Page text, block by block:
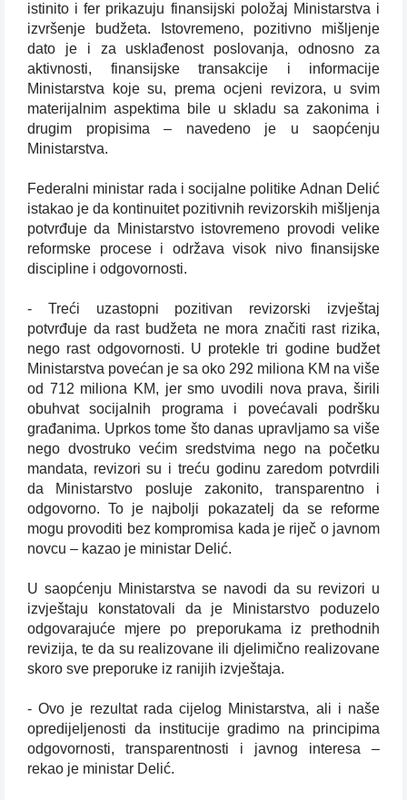
istinito i fer prikazuju finansijski položaj Ministarstva i
izvršenje budžeta. Istovremeno, pozitivno mišljenje
dato je i za usklađenost poslovanja, odnosno za
aktivnosti, finansijske transakcije i informacije
Ministarstva koje su, prema ocjeni revizora, u svim
materijalnim aspektima bile u skladu sa zakonima i
drugim propisima – navedeno je u saopćenju
Ministarstva.
Federalni ministar rada i socijalne politike Adnan Delić
istakao je da kontinuitet pozitivnih revizorskih mišljenja
potvrđuje da Ministarstvo istovremeno provodi velike
reformske procese i održava visok nivo finansijske
discipline i odgovornosti.
- Treći uzastopni pozitivan revizorski izvještaj
potvrđuje da rast budžeta ne mora značiti rast rizika,
nego rast odgovornosti. U protekle tri godine budžet
Ministarstva povećan je sa oko 292 miliona KM na više
od 712 miliona KM, jer smo uvodili nova prava, širili
obuhvat socijalnih programa i povećavali podršku
građanima. Uprkos tome što danas upravljamo sa više
nego dvostruko većim sredstvima nego na početku
mandata, revizori su i treću godinu zaredom potvrdili
da Ministarstvo posluje zakonito, transparentno i
odgovorno. To je najbolji pokazatelj da se reforme
mogu provoditi bez kompromisa kada je riječ o javnom
novcu – kazao je ministar Delić.
U saopćenju Ministarstva se navodi da su revizori u
izvještaju konstatovali da je Ministarstvo poduzelo
odgovarajuće mjere po preporukama iz prethodnih
revizija, te da su realizovane ili djelimično realizovane
skoro sve preporuke iz ranijih izvještaja.
- Ovo je rezultat rada cijelog Ministarstva, ali i naše
opredijeljenosti da institucije gradimo na principima
odgovornosti, transparentnosti i javnog interesa –
rekao je ministar Delić.